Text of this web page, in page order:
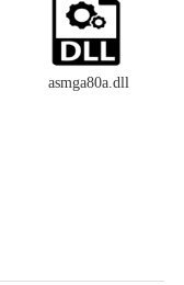
asmga80a.dll